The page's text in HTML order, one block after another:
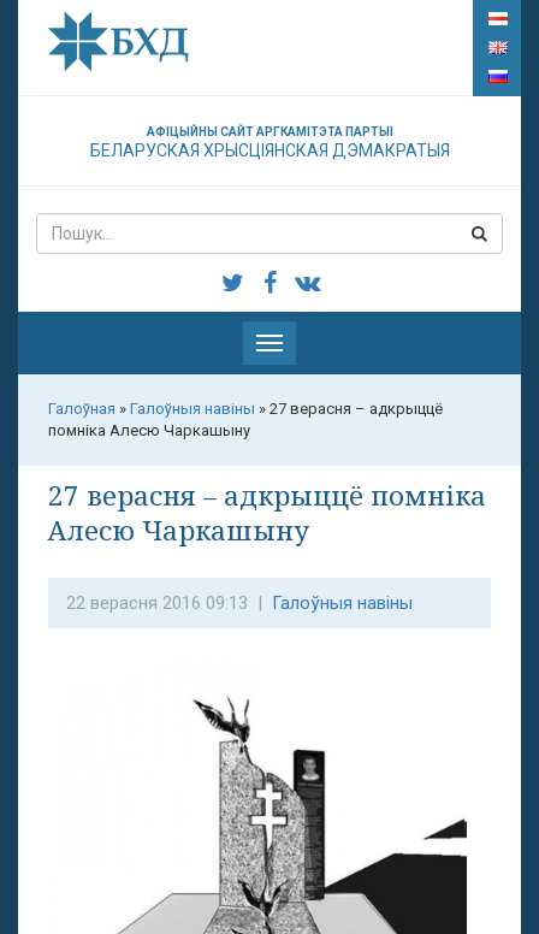
АФІЦЫЙНЫ САЙТ АРГКАМІТЭТА ПАРТЫІ
БЕЛАРУСКАЯ ХРЫСЦІЯНСКАЯ ДЭМАКРАТЫЯ
Паказаць
меню
Галоўная » Галоўныя навіны » 27 верасня – адкрыццё
помніка Алесю Чаркашыну
27 верасня – адкрыццё помніка
Алесю Чаркашыну
22 верасня 2016 09:13 | Галоўныя навіны